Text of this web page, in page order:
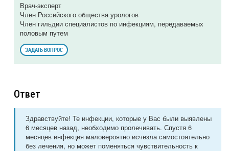
Врач-эксперт
Член Российского общества урологов
Член гильдии специалистов по инфекциям, передаваемых
половым путем
ЗАДАТЬ ВОПРОС
Ответ
Здравствуйте! Те инфекции, которые у Вас были выявлены
6 месяцев назад, необходимо пролечивать. Спустя 6
месяцев инфекция маловероятно исчезла самостоятельно
без лечения, но может поменяться чувствительность к